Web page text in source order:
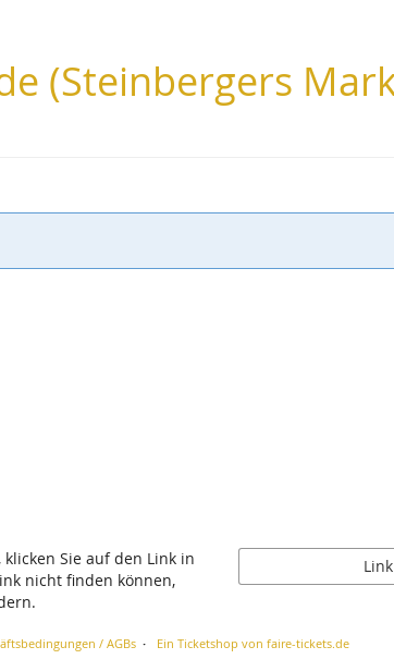
(Steinbergers
Sie auf den Link in
nicht finden können,
/ AGBs Ein Ticketshop von faire-tickets.de